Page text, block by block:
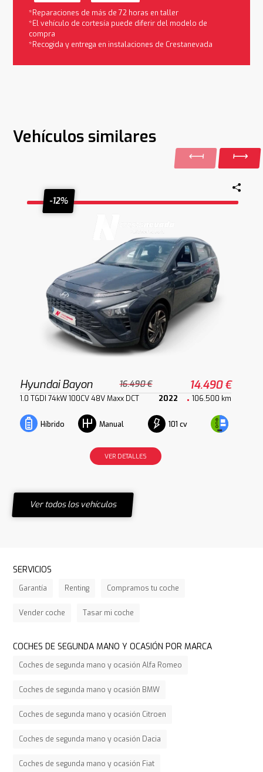
*Reparaciones de más de 72 horas en taller
*El vehículo de cortesía puede diferir del modelo de
compra
*Recogida y entrega en instalaciones de Crestanevada
Vehículos similares
-12%
Hyundai Bayon 16.490 € 14.490 €
1.0 TGDI 74kW 100CV 48V Maxx DCT 2022 106.500 km
Híbrido Manual 101 cv
VER DETALLES
Ver todos los vehículos
SERVICIOS
Garantía Renting Compramos tu coche
Vender coche Tasar mi coche
COCHES DE SEGUNDA MANO Y OCASIÓN POR MARCA
Coches de segunda mano y ocasión Alfa Romeo
Coches de segunda mano y ocasión BMW
Coches de segunda mano y ocasión Citroen
Coches de segunda mano y ocasión Dacia
Coches de segunda mano y ocasión Fiat